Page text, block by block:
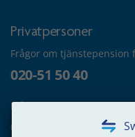
Privatpersoner
Frågor om
020-51 50 40
Frågor om utbetalning
020-65 00 65